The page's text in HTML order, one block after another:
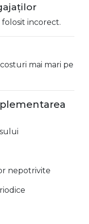
incorect.
mai mari pe
nepotrivite